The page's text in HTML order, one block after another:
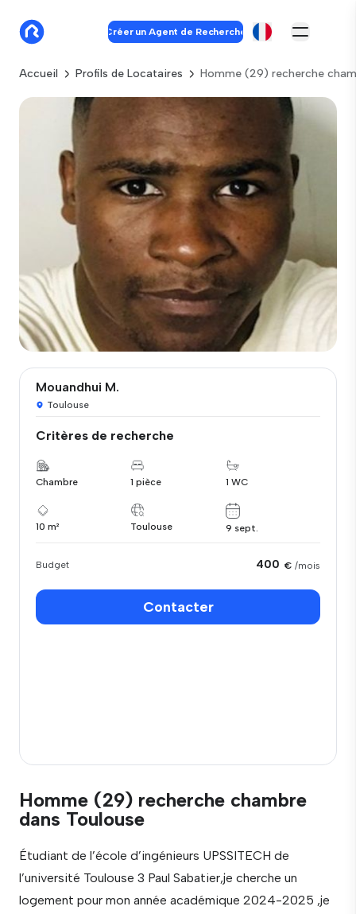
Créer un Agent de Recherche
Accueil Profils de Locataires Homme (29) recherche
Mouandhui M.
Toulouse
Critères de recherche
Chambre 1 pièce 1 WC
10 m² Toulouse 9 sept.
Budget 400 € /mois
Contacter
Homme (29) recherche chambre
dans Toulouse
Étudiant de l’école d’ingénieurs UPSSITECH de
l’université Toulouse 3 Paul Sabatier,je cherche un
logement pour mon année académique 2024-2025 ,je